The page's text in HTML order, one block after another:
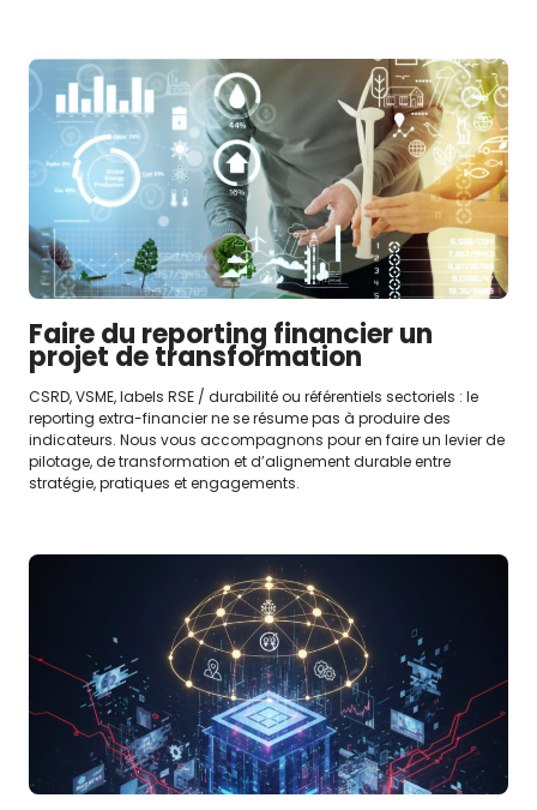
Faire du reporting financier un
projet de transformation
CSRD, VSME, labels RSE / durabilité ou référentiels sectoriels : le
reporting extra-financier ne se résume pas à produire des
indicateurs. Nous vous accompagnons pour en faire un levier de
pilotage, de transformation et d’alignement durable entre
stratégie, pratiques et engagements.